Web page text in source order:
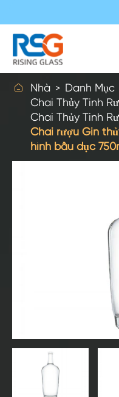
 Nhà
Danh Mục
Chai Thủy Tinh
Chai Thủy Tinh
Chai rượu Gin
hình bầu dục